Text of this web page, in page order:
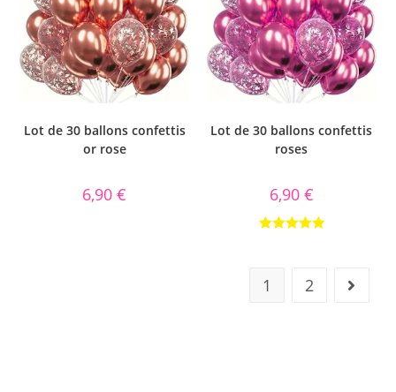
Lot de 30 ballons confettis
or rose
6,90€
Lot de 30 ballons confettis
roses
6,90 €
1 2